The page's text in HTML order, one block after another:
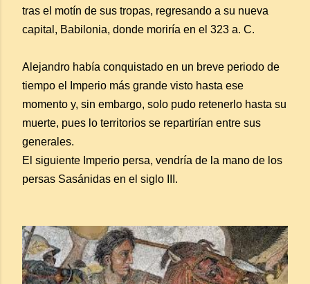
tras el motín de sus tropas, regresando a su nueva
capital, Babilonia, donde moriría en el 323 a. C.
Alejandro había conquistado en un breve periodo de
tiempo el Imperio más grande visto hasta ese
momento y, sin embargo, solo pudo retenerlo hasta su
muerte, pues lo territorios se repartirían entre sus
generales.
El siguiente Imperio persa, vendría de la mano de los
persas Sasánidas en el siglo III.